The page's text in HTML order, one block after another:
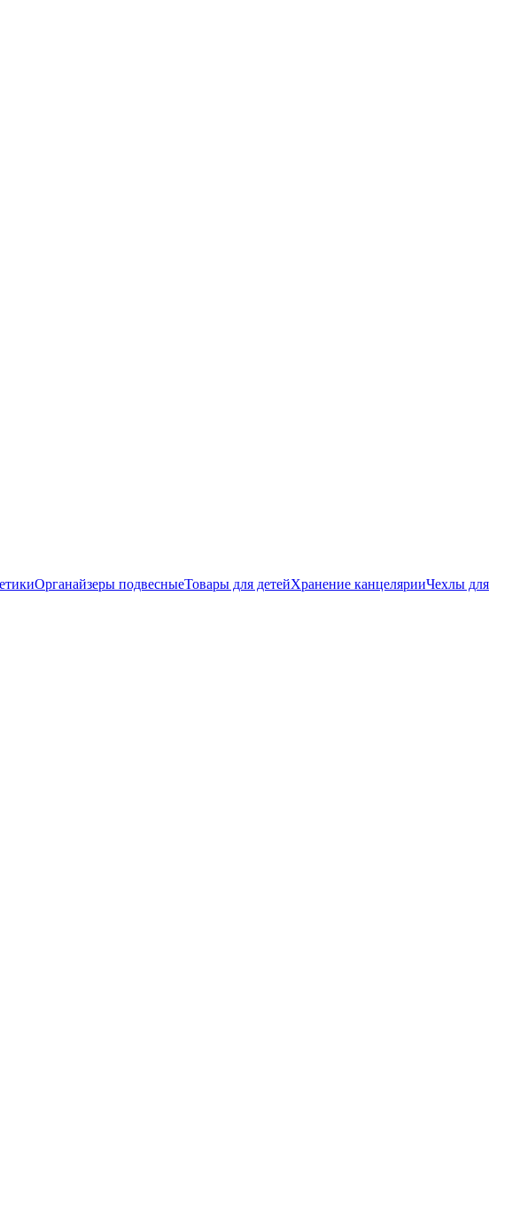
Органайзеры подвесныеТовары для детейХранение канцелярииЧехлы для